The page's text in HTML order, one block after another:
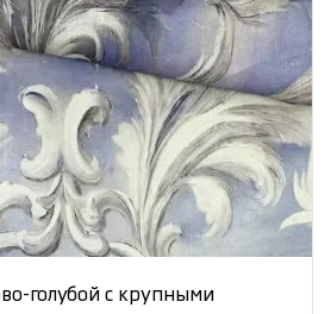
голубой с крупными